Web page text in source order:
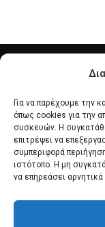
Για να παρέχουμε την
όπως cookies για την
συσκευών. Η
επιτρέψει να
συμπεριφορά
ιστότοπο. Η μη
να επηρεάσει
Αρχική Νέα